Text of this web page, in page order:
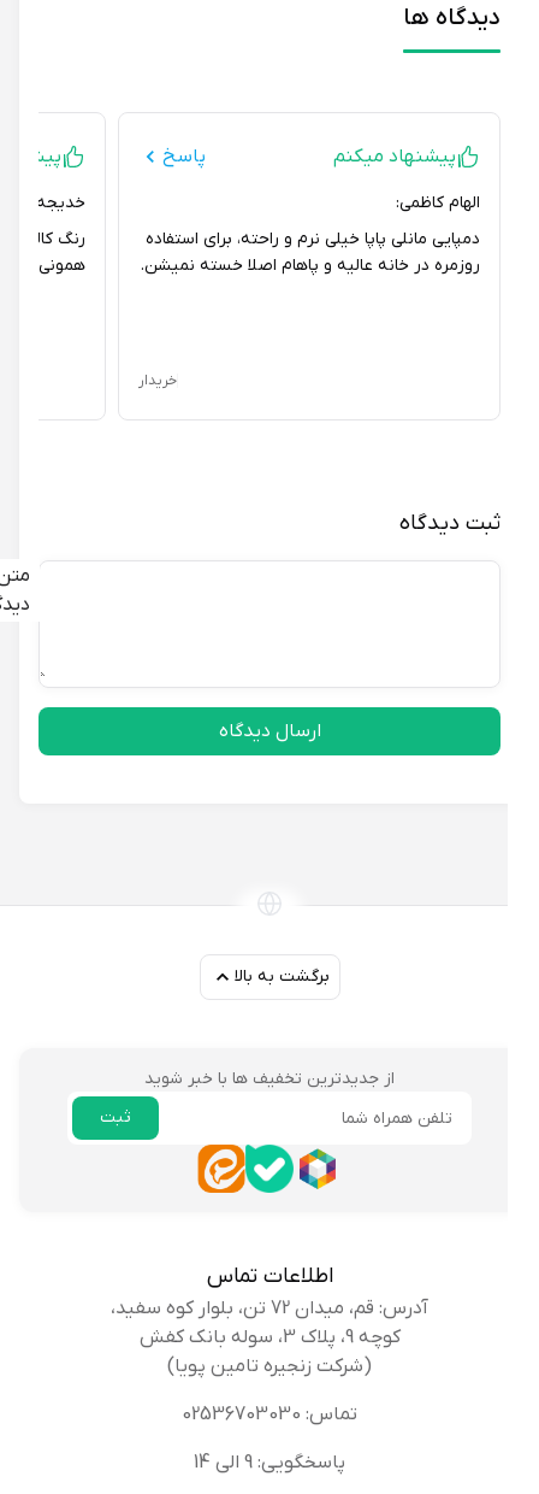
دیدگاه ها
ثبت دیدگاه
متن
دیدگاه
ارسال دیدگاه
پیشنهاد میکنم پاسخ
الهام کاظمی:
دمپایی مانلی پاپا خیلی نرم و راحته، برای استفاده
روزمره در خانه عالیه و پاهام اصلا خسته نمیشن.
خریدار
پیشنهاد
خدیجه کیا:
رنگ کالباسی
همونی بود که
برگشت به بالا
از جدیدترین تخفیف ها با خبر شوید
اطلاعات تماس
آدرس: قم، میدان 72 تن، بلوار کوه سفید،
کوچه 9، پلاک 3، سوله بانک کفش
(شرکت زنجیره تامین پویا)
تماس: 02536703030
پاسخگویی: 9 الی 14